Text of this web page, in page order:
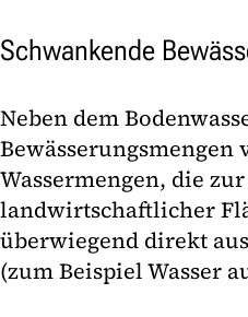
Schwankende
Neben dem
Bewässerungsmengen
Wassermengen, die
landwirtschaftlicher
überwiegend direkt
(zum Beispiel Wasser